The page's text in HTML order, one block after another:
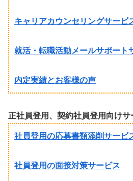
キャリアカウンセリングサービ
就活・転職活動メールサポート
内定実績とお客様の声
正社員登用、契約社員登用向けサ
社員登用の応募書類添削サービ
社員登用の面接対策サービス